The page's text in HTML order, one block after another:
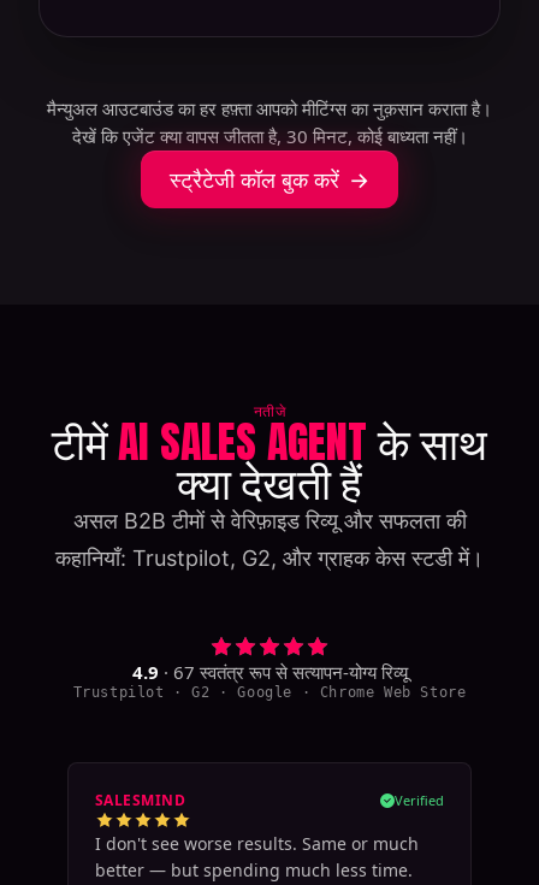
मैन्युअल आउटबाउंड का हर हफ़्ता आपको मीटिंग्स का नुक़सान कराता है।
देखें कि एजेंट क्या वापस जीतता है, 30 मिनट, कोई बाध्यता नहीं।
स्ट्रैटेजी कॉल बुक करें
नतीजे
टीमेंAI SALES AGENTके साथ
क्या देखती हैं
असल B2B टीमों से वेरिफ़ाइड रिव्यू और सफलता की
कहानियाँ: Trustpilot, G2, और ग्राहक केस स्टडी में।
4.9 · 67 स्वतंत्र रूप से सत्यापन-योग्य रिव्यू
Trustpilot · G2 · Google · Chrome Web Store
SALESMIND Verified
I don't see worse results. Same or much
better — but spending much less time.